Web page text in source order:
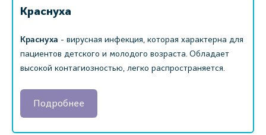
Краснуха
Краснуха - вирусная инфекция, которая характерна для
пациентов детского и молодого возраста. Обладает
высокой контагиозностью, легко распространяется.
Подробнее